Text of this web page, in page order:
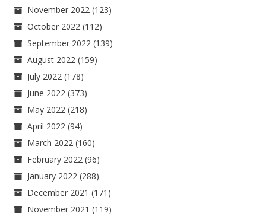
November 2022 (123)
October 2022 (112)
September 2022 (139)
August 2022 (159)
July 2022 (178)
June 2022 (373)
May 2022 (218)
April 2022 (94)
March 2022 (160)
February 2022 (96)
January 2022 (288)
December 2021 (171)
November 2021 (119)